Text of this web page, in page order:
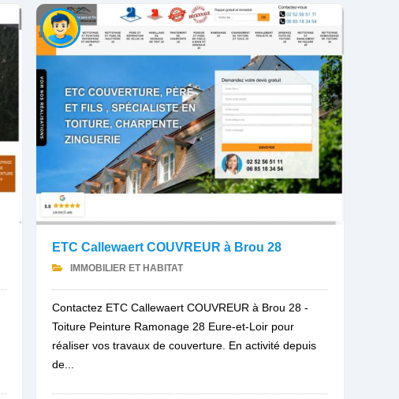
ETC Callewaert COUVREUR à Brou 28
IMMOBILIER ET HABITAT
Contactez ETC Callewaert COUVREUR à Brou 28 -
Toiture Peinture Ramonage 28 Eure-et-Loir pour
réaliser vos travaux de couverture. En activité depuis
de...